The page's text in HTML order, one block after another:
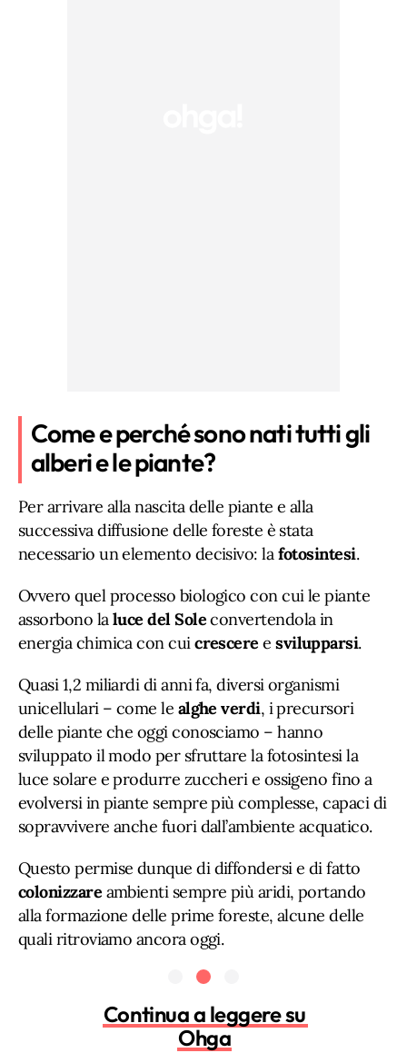
Come e perché sono nati tutti gli
alberi e le piante?
Per arrivare alla nascita delle piante e alla
successiva diffusione delle foreste è stata
necessario un elemento decisivo: lafotosintesi.
Ovvero quel processo biologico con cui le piante
assorbono laluce del Soleconvertendola in
energia chimica con cuicrescere esvilupparsi.
Quasi 1,2 miliardi di anni fa, diversi organismi
unicellulari – come le alghe verdi, i precursori
delle piante che oggi conosciamo – hanno
sviluppato il modo per sfruttare la fotosintesi la
luce solare e produrre zuccheri e ossigeno fino a
evolversi in piante sempre più complesse, capaci di
sopravvivere anche fuori dall’ambiente acquatico.
Questo permise dunque di diffondersi e di fatto
colonizzare ambienti sempre più aridi, portando
alla formazione delle prime foreste, alcune delle
quali ritroviamo ancora oggi.
Continua a leggere su
Ohga